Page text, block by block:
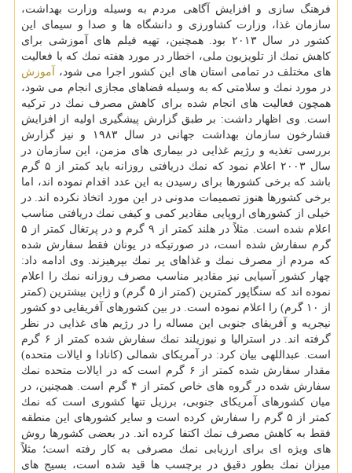
فرهنگ سازی و افزایش آگاهی مردم به وسیله وزارت بهداشت،
سازمان غذا، وزارت كشاورزی و دانشگاه ها و صدا و سیمای این
كشور در سال ۲۰۱۳ بود. همچنین، تهیه فیلم های آموزشی برای
كاهش نمك از تلویزیون ملی، اخطار در مورد هفته نمك كه با فعالیت
های مختلف در تمامی استان های این كشور اجرا می شود،
آموزش
در مورد نمك و سلامتی كه به وسیله فضاهای مجازی انجام می شود،
همچون فعالیت های انجام شده برای كاهش مصرف نمك در تركیه
است. وی اظهار داشت: بر طبق گزارش پیشگیری اولیه از افزایش
فشارخون سازمان بهداشت جهانی در سال ۱۹۸۳ و نیز گزارش
بررسی تغذیه و رژیم غذایی در بیماری های مزمن، این سازمان در
سال ۲۰۰۳ اعلام نمود كه نمك دریافتی روزانه باید كمتر از ۵ گرم
باشد كه برخی كشورها برای رسیدن به این عدد اقدام نموده اند، اما
برخی كشورها هنوز تصمیمات مدونی در این مورد اتخاذ نكرده اند. در
خیلی از كشورهای اروپایی مقادیر كمی و كیفی نمك دریافتی مناسب
اعلام شده است. مثلاً در هلند كمتر از ۹ گرم و در پرتغال كمتر از ۵
گرم سفارش شده است، در صورتیكه در یونان فقط سفارش شده
كه مردم از مصرف نمك و غذاهای پر نمك بپرهیزند. وی ادامه داد:
چهار كشور آسیایی نیز مقادیر مناسب مصرف روزانه نمك را اعلام
نموده اند كه سنگاپور كمترین (كمتر از ۵ گرم) و ژاپن بیشترین (كمتر
از ۱۰ گرم) را اعلام نموده است. در بین كشورهای آفریقایی دو كشور
نیجریه و آفریقای جنوبی این مساله را در رژیم های غذایی در نظر
گرفته اند. در استرالیا و نیوزیلند نمك سفارش شده كمتر از ۶ گرم
است. عبداللهی بیان كرد: در آمریكای شمالی (كانادا و ایالات متحده)
مقدار سفارش شده كمتر از ۶ گرم است كه در ایالات متحده نمك
سفارش شده در گروه های خاص كمتر از ۴ گرم است. همچنین، در
میان كشورهای آمریكای جنوبی، برزیل تنها كشوری است كه نمك
كمتر از ۵ گرم را سفارش كرده است و سایر كشورهای این منطقه
فقط به كاهش مصرف نمك اكتفا كرده اند. در بعضی كشورها روش
های ویژه ای برای ارزیابی نمك مصرفی به كار رفته است؛ مثلاً
میزان نمك بطور دقیق در برچسب ها قید شده است، بسیج های